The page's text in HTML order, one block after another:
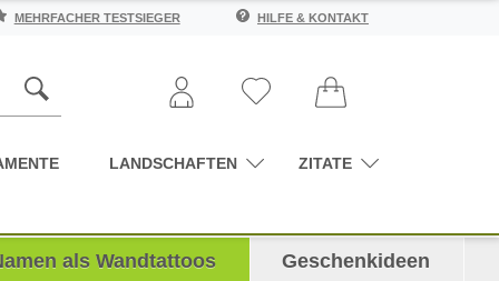
MEHRFACHER TESTSIEGER HILFE & KONTAKT
LANDSCHAFTEN ZITATE
als Wandtattoos Geschenkideen